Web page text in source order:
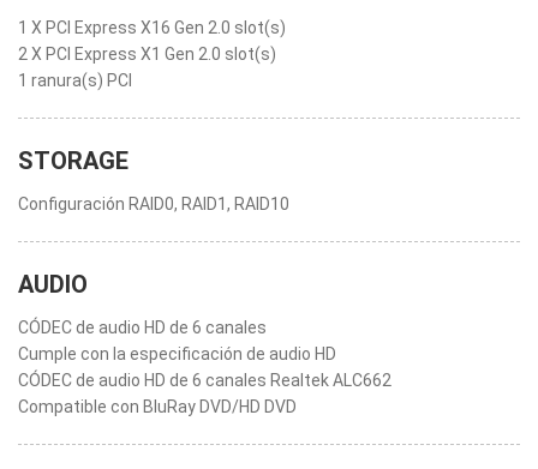
1 X PCI Express X16 Gen 2.0 slot(s)
2 X PCI Express X1 Gen 2.0 slot(s)
1 ranura(s) PCI
STORAGE
Configuración RAID0, RAID1, RAID10
AUDIO
CÓDEC de audio HD de 6 canales
Cumple con la especificación de audio HD
CÓDEC de audio HD de 6 canales Realtek ALC662
Compatible con BluRay DVD/HD DVD